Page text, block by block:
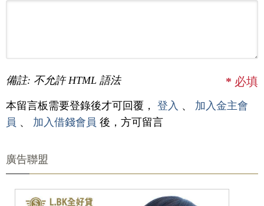
備註: 不允許 HTML 語法 * 必填
本留言板需要登錄後才可回覆， 登入 、 加入金主會
員 、 加入借錢會員 後，方可留言
廣告聯盟